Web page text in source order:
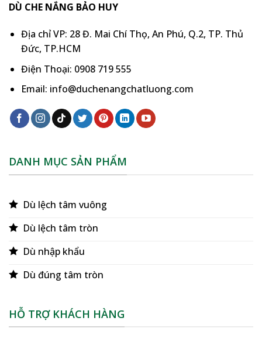
DÙ CHE NẮNG BẢO HUY
Địa chỉ VP: 28 Đ. Mai Chí Thọ, An Phú, Q.2, TP. Thủ
Đức, TP.HCM
Điện Thoại: 0908 719 555
Email: info@duchenangchatluong.com
DANH MỤC SẢN PHẨM
Dù lệch tâm vuông
Dù lệch tâm tròn
Dù nhập khẩu
Dù đúng tâm tròn
HỖ TRỢ KHÁCH HÀNG